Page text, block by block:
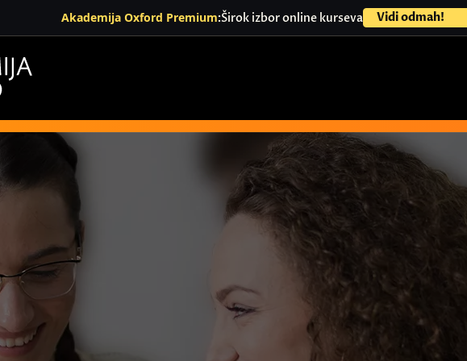
Site
Akademija Oxford Premium Širok izbor online kurseva Vidi odmah!